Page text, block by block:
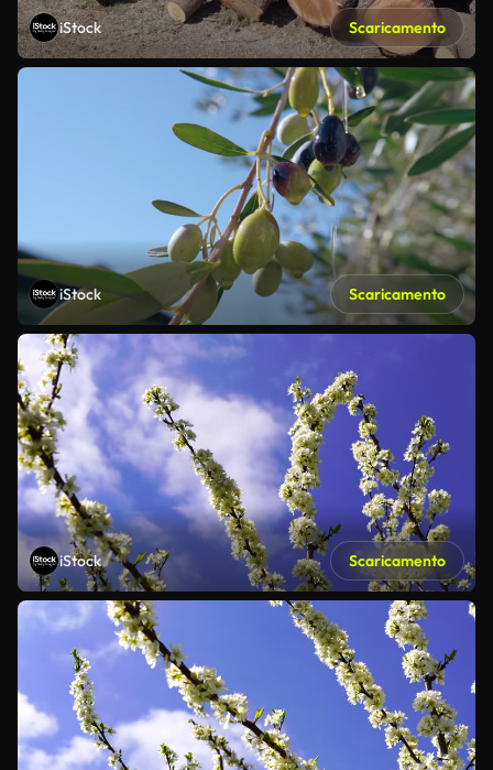
iStock Scaricamento
iStock Scaricamento
iStock Scaricamento